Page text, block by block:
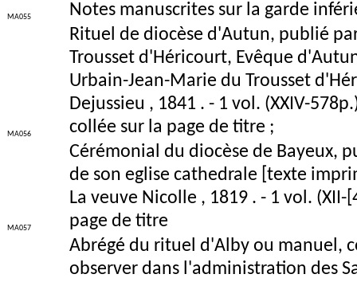
MA055
Notes manuscrites sur la garde
MA056
Rituel de diocèse d'Autun, publié
Trousset d'Héricourt, Evêque
Urbain-Jean-Marie du Trousset
Dejussieu , 1841 . - 1 vol. (XXIV-
collée sur la page de titre ;
MA057
Cérémonial du diocèse de Bayeux,
de son eglise cathedrale [texte
La veuve Nicolle , 1819 . - 1 vol.
page de titre
Abrégé du rituel d'Alby ou manuel,
observer dans l'administration des